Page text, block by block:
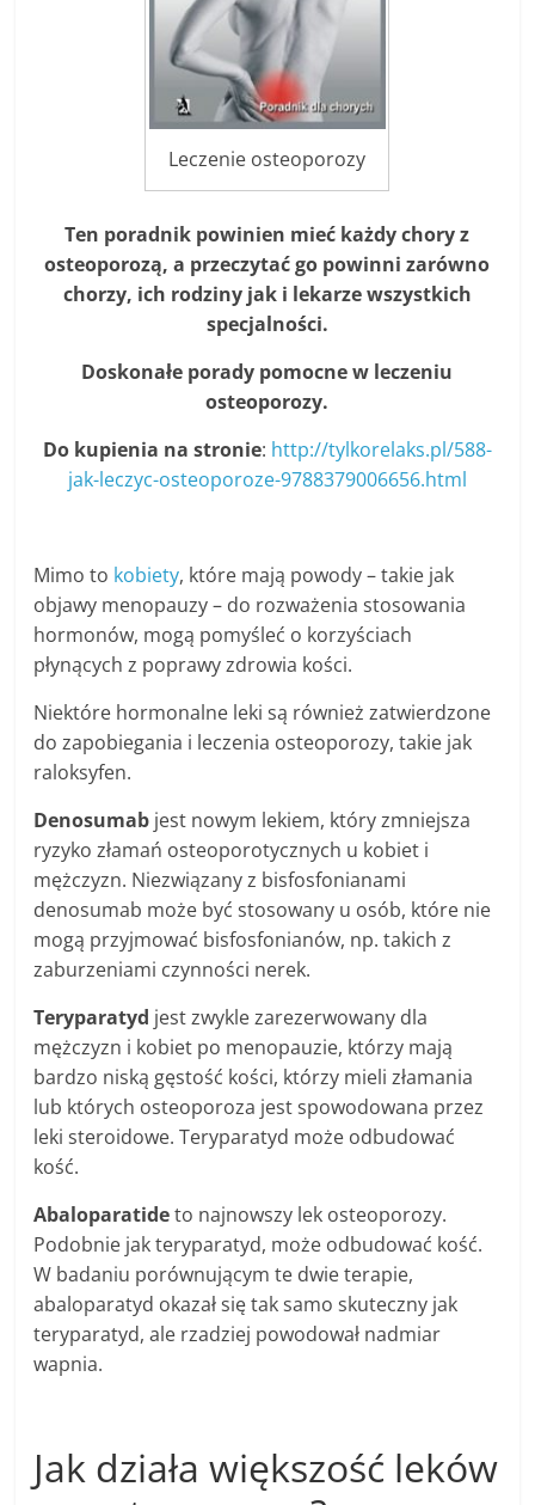
Leczenie osteoporozy
Ten poradnik powinien mieć każdy chory z
osteoporozą, a przeczytać go powinni zarówno
chorzy, ich rodziny jak i lekarze wszystkich
specjalności.
Doskonałe porady pomocne w leczeniu
osteoporozy.
Do kupienia na stronie: http://tylkorelaks.pl/588-
jak-leczyc-osteoporoze-9788379006656.html
Mimo to kobiety, które mają powody – takie jak
objawy menopauzy – do rozważenia stosowania
hormonów, mogą pomyśleć o korzyściach
płynących z poprawy zdrowia kości.
Niektóre hormonalne leki są również zatwierdzone
do zapobiegania i leczenia osteoporozy, takie jak
raloksyfen.
Denosumab jest nowym lekiem, który zmniejsza
ryzyko złamań osteoporotycznych u kobiet i
mężczyzn. Niezwiązany z bisfosfonianami
denosumab może być stosowany u osób, które nie
mogą przyjmować bisfosfonianów, np. takich z
zaburzeniami czynności nerek.
Teryparatyd jest zwykle zarezerwowany dla
mężczyzn i kobiet po menopauzie, którzy mają
bardzo niską gęstość kości, którzy mieli złamania
lub których osteoporoza jest spowodowana przez
leki steroidowe. Teryparatyd może odbudować
kość.
Abaloparatideto najnowszy lek osteoporozy.
Podobnie jak teryparatyd, może odbudować kość.
W badaniu porównującym te dwie terapie,
abaloparatyd okazał się tak samo skuteczny jak
teryparatyd, ale rzadziej powodował nadmiar
wapnia.
Jak działa większość leków